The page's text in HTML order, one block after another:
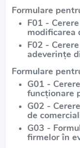
Formulare
F01 -
modificarea
F02 -
adeverințe
Formulare
G01 -
funcționare
G02 -
de
G03 -
firmelor în